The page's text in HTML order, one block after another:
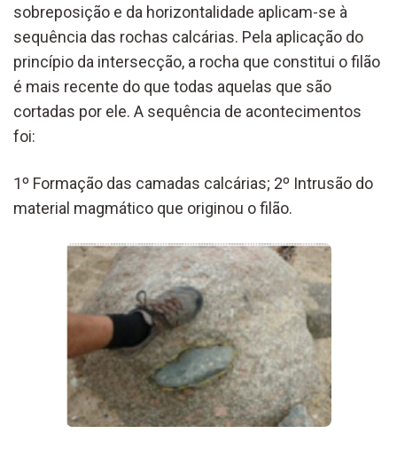
sobreposição e da horizontalidade aplicam-se à
sequência das rochas calcárias. Pela aplicação do
princípio da intersecção, a rocha que constitui o filão
é mais recente do que todas aquelas que são
cortadas por ele. A sequência de acontecimentos
foi:
1º Formação das camadas calcárias; 2º Intrusão do
material magmático que originou o filão.